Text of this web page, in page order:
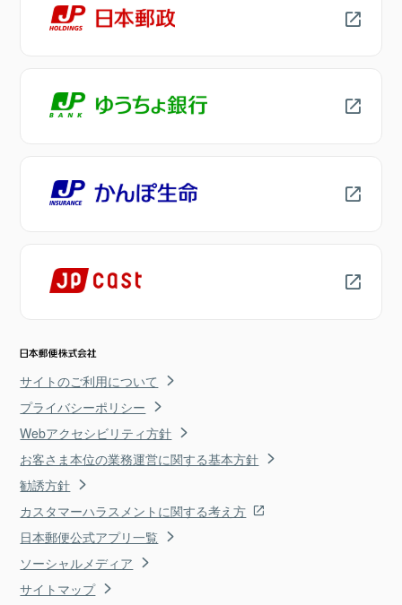
サイトのご利用について
プライバシーポリシー
Webアクセシビリティ方針
お客さま本位の業務運営に関する基本方針
勧誘方針
カスタマーハラスメントに関する考え方
日本郵便公式アプリ一覧
ソーシャルメディア
サイトマップ